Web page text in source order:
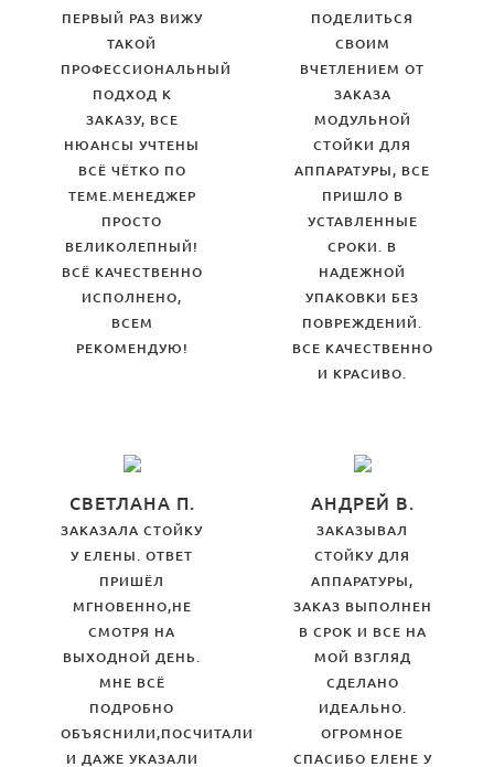
ПЕРВЫЙ РАЗ ВИЖУ
ТАКОЙ
ПРОФЕССИОНАЛЬНЫЙ
ПОДХОД К
ЗАКАЗУ, ВСЕ
НЮАНСЫ УЧТЕНЫ
ВСЁ ЧЁТКО ПО
ТЕМЕ.МЕНЕДЖЕР
ПРОСТО
ВЕЛИКОЛЕПНЫЙ!
ВСЁ КАЧЕСТВЕННО
ИСПОЛНЕНО,
ВСЕМ
РЕКОМЕНДУЮ!
ПОДЕЛИТЬСЯ
СВОИМ
ВЧЕТЛЕНИЕМ ОТ
ЗАКАЗА
МОДУЛЬНОЙ
СТОЙКИ ДЛЯ
АППАРАТУРЫ, ВСЕ
ПРИШЛО В
УСТАВЛЕННЫЕ
СРОКИ. В
НАДЕЖНОЙ
УПАКОВКИ БЕЗ
ПОВРЕЖДЕНИЙ.
ВСЕ КАЧЕСТВЕННО
И КРАСИВО.
СВЕТЛАНА П.
ЗАКАЗАЛА СТОЙКУ
У ЕЛЕНЫ. ОТВЕТ
ПРИШЁЛ
МГНОВЕННО,НЕ
СМОТРЯ НА
ВЫХОДНОЙ ДЕНЬ.
МНЕ ВСЁ
ПОДРОБНО
ОБЪЯСНИЛИ,ПОСЧИТАЛИ
И ДАЖЕ УКАЗАЛИ
АНДРЕЙ В.
ЗАКАЗЫВАЛ
СТОЙКУ ДЛЯ
АППАРАТУРЫ,
ЗАКАЗ ВЫПОЛНЕН
В СРОК И ВСЕ НА
МОЙ ВЗГЛЯД
СДЕЛАНО
ИДЕАЛЬНО.
ОГРОМНОЕ
СПАСИБО ЕЛЕНЕ У